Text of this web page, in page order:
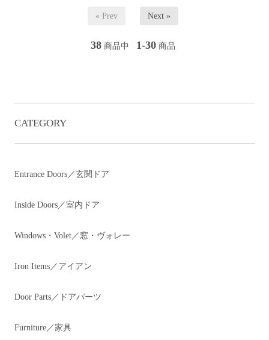
« Prev Next »
38 商品中 1-30 商品
CATEGORY
Entrance Doors／玄関ドア
Inside Doors／室内ドア
Windows・Volet／窓・ヴォレー
Iron Items／アイアン
Door Parts／ドアパーツ
Furniture／家具